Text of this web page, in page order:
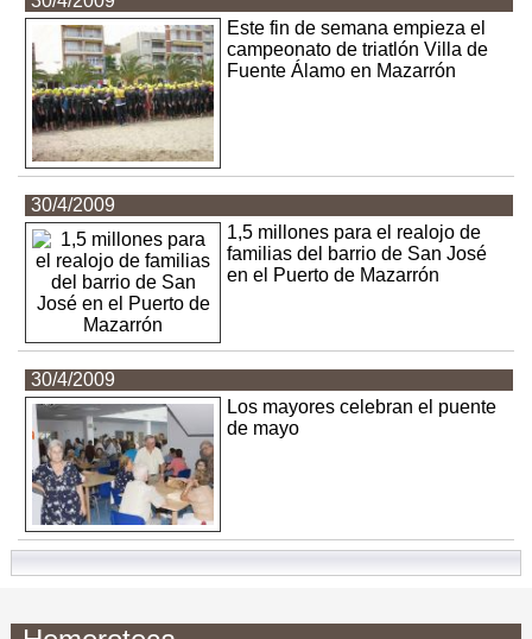
Este fin de semana empieza el
campeonato de triatlón Villa de
Fuente Álamo en Mazarrón
30/4/2009
1,5 millones para el realojo de
familias del barrio de San José
en el Puerto de Mazarrón
30/4/2009
Los mayores celebran el puente
de mayo